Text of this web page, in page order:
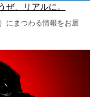
ぜ、リアルに。
にまつわる情報をお届